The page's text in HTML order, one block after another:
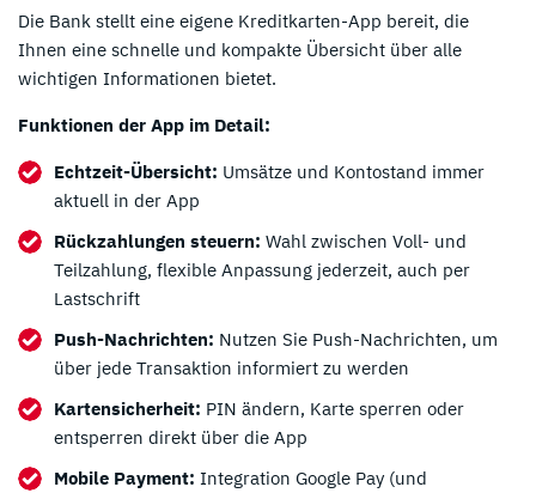
Die Bank stellt eine eigene Kreditkarten-App bereit, die
Ihnen eine schnelle und kompakte Übersicht über alle
wichtigen Informationen bietet.
Funktionen der App im Detail:
Echtzeit-Übersicht: Umsätze und Kontostand immer
aktuell in der App
Rückzahlungen steuern: Wahl zwischen Voll- und
Teilzahlung, flexible Anpassung jederzeit, auch per
Lastschrift
Push-Nachrichten: Nutzen Sie Push-Nachrichten, um
über jede Transaktion informiert zu werden
Kartensicherheit: PIN ändern, Karte sperren oder
entsperren direkt über die App
Mobile Payment: Integration Google Pay (und